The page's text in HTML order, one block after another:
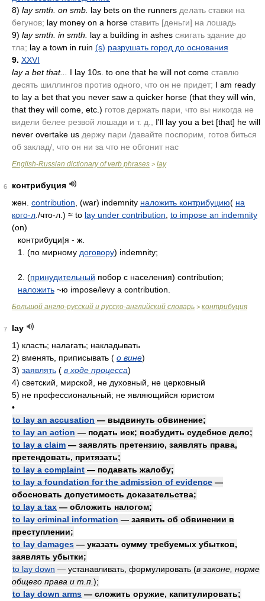
8) lay smth. on smb. lay bets on the runners делать ставки на
бегунов; lay money on a horse ставить [деньги] на лошадь
9) lay smth. in smth. lay a building in ashes сжигать здание до
тла; lay a town in ruin (s) разрушать город до основания
9. XXVI
lay a bet that...
I lay 10s. to one that he will not come ставлю
десять шиллингов против одного, что он не придет; I am ready
to lay a bet that you never saw a quicker horse (that they will win,
that they will come, etc.) готов держать пари, что вы никогда не
видели белее резвой лошади и т. д.,
I'll lay you a bet [that] he will
never overtake us держу пари /давайте поспорим, готов биться
об заклад/, что он ни за что не обгонит нас
English-Russian dictionary of verb phrases > lay
6
контрибуция
жен. contribution , (war) indemnity наложить контрибуцию( на
кого-л ./что-л.) ≈ to lay under contribution to impose an indemnity
(on)
контрибуци|я - ж.
1. (по мирному договору) indemnity;
2. (принудительный побор с населения) contribution;
наложить ~ю impose/levy a contribution.
Большой англо-русский и русско-английский словарь > контрибуция
7
lay
1) класть; налагать; накладывать
2) вменять, приписывать ( о вине)
3) заявлять ( в ходе процесса)
4) светский, мирской, не духовный, не церковный
5) не профессиональный; не являющийся юристом
•
to lay an accusation — выдвинуть обвинение;
to lay an action — подать иск; возбудить судебное дело;
to lay a claim — заявлять претензию, заявлять права,
претендовать, притязать;
to lay a complaint — подавать жалобу;
to lay a foundation for the admission of evidence —
обосновать допустимость доказательства;
to lay a tax — обложить налогом;
to lay criminal information — заявить об обвинении в
преступлении;
to lay damages — указать сумму требуемых убытков,
заявлять убытки;
to lay down — устанавливать, формулировать (в законе, норме
общего права и т.п. );
to lay down arms — сложить оружие, капитулировать;